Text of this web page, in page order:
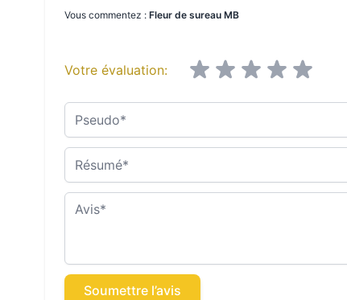
Vous commentez : Fleur de sureau MB
Votre évaluation:
Pseudo
Résumé
Avis
Soumettre l’avis